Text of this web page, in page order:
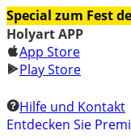
Special zum Fest
Holyart APP
App Store
Play Store
Hilfe und Kontakt
Entdecken Sie